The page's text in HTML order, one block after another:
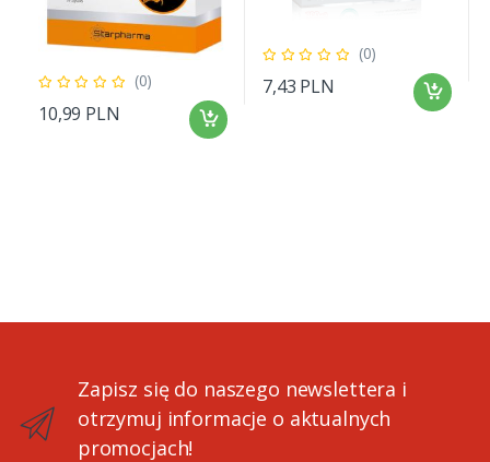
(0)
10,99 PLN
(0)
7,43 PLN
Zapisz się do naszego newslettera i
otrzymuj informacje o aktualnych
promocjach!